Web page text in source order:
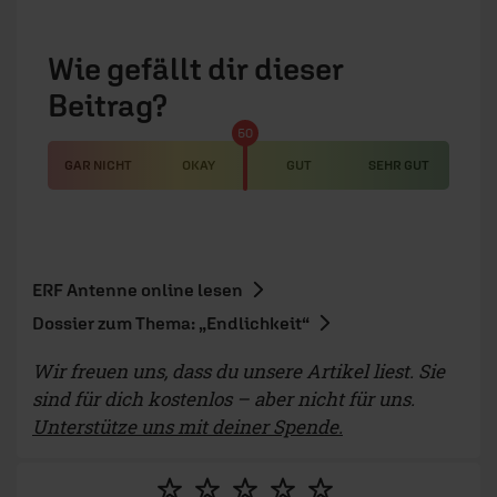
Wie gefällt dir dieser
Beitrag?
GAR NICHT OKAY GUT SEHR GUT
50
ERF Antenne online lesen
Dossier zum Thema: „Endlichkeit“
Wir freuen uns, dass du unsere Artikel liest. Sie
sind für dich kostenlos – aber nicht für uns.
Unterstütze uns mit deiner Spende.